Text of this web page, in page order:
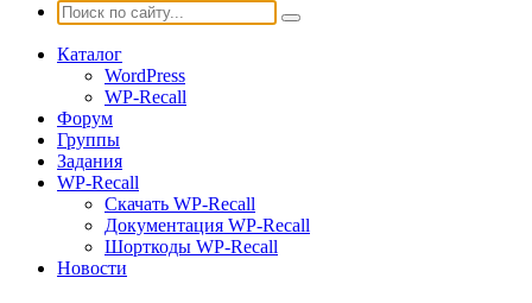
Каталог
WordPress
WP-Recall
Форум
Группы
Задания
WP-Recall
Скачать WP-Recall
Документация WP-Recall
Шорткоды WP-Recall
Новости